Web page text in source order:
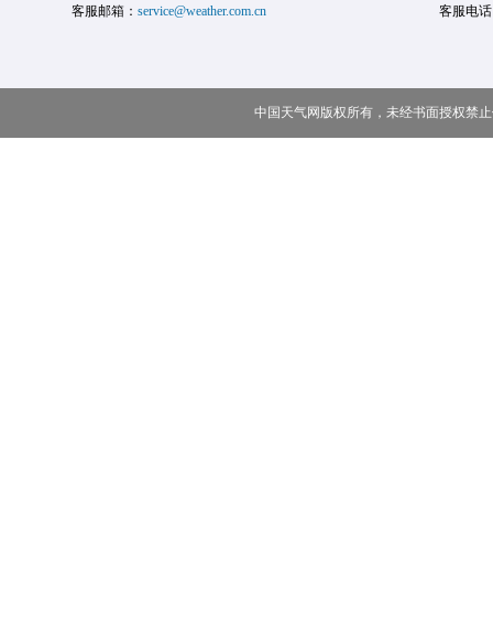
客服邮箱： service@weather.com.cn 客服电
中国天气网版权所有，未经书面授权